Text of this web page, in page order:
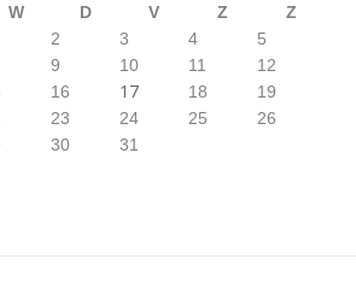
W D V Z
Z
2 3 4
5
9 10 11
12
16 17 18
19
23 24 25
26
30 31